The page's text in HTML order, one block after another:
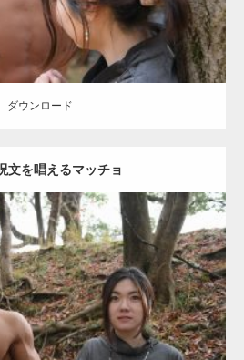
ダウンロード
文を唱えるマッチョ
2021.07.8
その他 AKIHITO(細マッチョ) 大胸筋 腹筋
】マッチョフリー素材メンバーが
世界記録…
TBS番組「ひるおび」にてマッスルプ
紹介されま…
FMラジオ番組「ONE MORNING」
さ…